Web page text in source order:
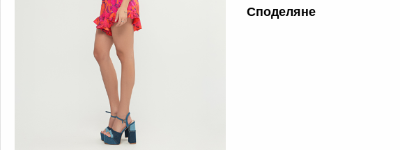
Споделяне